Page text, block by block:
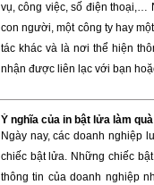
vụ, công việc, số điện thoại,…
con người, một công ty hay
tác khác và là nơi thể hiện
nhận được liên lạc với bạn
Ý nghĩa của in bật lửa làm
Ngày nay, các doanh nghiệp
chiếc bật lửa. Những chiếc
thông tin của doanh nghiệp